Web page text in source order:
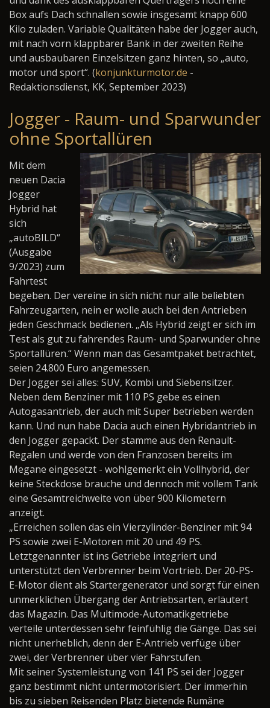
Box aufs Dach schnallen sowie insgesamt knapp 600
Kilo zuladen. Variable Qualitäten habe der Jogger auch,
mit nach vorn klappbarer Bank in der zweiten Reihe
und ausbaubaren Einzelsitzen ganz hinten, so „auto,
motor und sport“. (konjunkturmotor.de -
Redaktionsdienst, KK, September 2023)
Jogger - Raum- und Sparwunder
ohne Sportallüren
Mit dem
neuen Dacia
Jogger
Hybrid hat
sich
„autoBILD“
(Ausgabe
9/2023) zum
Fahrtest
begeben. Der vereine in sich nicht nur alle beliebten
Fahrzeugarten, nein er wolle auch bei den Antrieben
jeden Geschmack bedienen. „Als Hybrid zeigt er sich im
Test als gut zu fahrendes Raum- und Sparwunder ohne
Sportallüren.“ Wenn man das Gesamtpaket betrachtet,
seien 24.800 Euro angemessen.
Der Jogger sei alles: SUV, Kombi und Siebensitzer.
Neben dem Benziner mit 110 PS gebe es einen
Autogasantrieb, der auch mit Super betrieben werden
kann. Und nun habe Dacia auch einen Hybridantrieb in
den Jogger gepackt. Der stamme aus den Renault-
Regalen und werde von den Franzosen bereits im
Megane eingesetzt - wohlgemerkt ein Vollhybrid, der
keine Steckdose brauche und dennoch mit vollem Tank
eine Gesamtreichweite von über 900 Kilometern
anzeigt.
„Erreichen sollen das ein Vierzylinder-Benziner mit 94
PS sowie zwei E-Motoren mit 20 und 49 PS.
Letztgenannter ist ins Getriebe integriert und
unterstützt den Verbrenner beim Vortrieb. Der 20-PS-
E-Motor dient als Startergenerator und sorgt für einen
unmerklichen Übergang der Antriebsarten, erläutert
das Magazin. Das Multimode-Automatikgetriebe
verteile unterdessen sehr feinfühlig die Gänge. Das sei
nicht unerheblich, denn der E-Antrieb verfüge über
zwei, der Verbrenner über vier Fahrstufen.
Mit seiner Systemleistung von 141 PS sei der Jogger
ganz bestimmt nicht untermotorisiert. Der immerhin
bis zu sieben Reisenden Platz bietende Rumäne